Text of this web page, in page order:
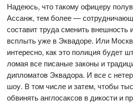
Надеюсь, что такому офицеру
Ассанж, тем более —
составит труда сменить внешность
всплыть уже в Эквадоре. Или
интересно, как это полиция будет
ломая все писаные законы и
дипломатов Эквадора. И все с
шоу. В том числе и затем, чтобы
обвинять англосаксов в дикости и